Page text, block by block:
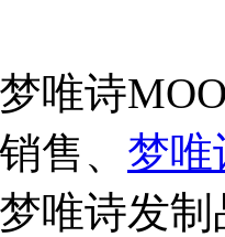
唯诗
售、 梦唯
唯诗发